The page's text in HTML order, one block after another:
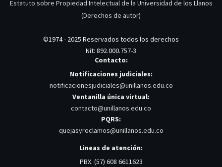
Estatuto sobre Propiedad Intelectual de la Universidad de los Llanos
(Derechos de autor)
©1974 - 2025 Reservados todos los derechos
Nit: 892.000.757-3
Contacto:
Notificaciones judiciales:
notificacionesjudiciales@unillanos.edu.co
Ventanilla única virtual:
contacto@unillanos.edu.co
PQRS:
quejasyreclamos@unillanos.edu.co
Lineas de atención:
PBX. (57) 608 6611623